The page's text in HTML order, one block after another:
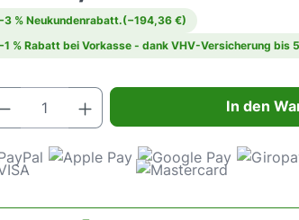
% Neukundenrabatt.(−194,36 €)
% Rabatt bei Vorkasse - dank VHV-Versicherung bis
Produkt Anzahl: Gib den
In den